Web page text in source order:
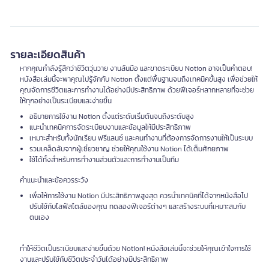
รายละเอียดสินค้า
หากคุณกำลังรู้สึกว่าชีวิตวุ่นวาย งานล้นมือ และขาดระเบียบ Notion อาจเป็นคำตอบ!
หนังสือเล่มนี้จะพาคุณไปรู้จักกับ Notion ตั้งแต่พื้นฐานจนถึงเทคนิคขั้นสูง เพื่อช่วยให้
คุณจัดการชีวิตและการทำงานได้อย่างมีประสิทธิภาพ ด้วยฟีเจอร์หลากหลายที่จะช่วย
ให้ทุกอย่างเป็นระเบียบและง่ายขึ้น
อธิบายการใช้งาน Notion ตั้งแต่ระดับเริ่มต้นจนถึงระดับสูง
แนะนำเทคนิคการจัดระเบียบงานและข้อมูลให้มีประสิทธิภาพ
เหมาะสำหรับทั้งนักเรียน ฟรีแลนซ์ และคนทำงานที่ต้องการจัดการงานให้เป็นระบบ
รวมเคล็ดลับจากผู้เชี่ยวชาญ ช่วยให้คุณใช้งาน Notion ได้เต็มศักยภาพ
ใช้ได้ทั้งสำหรับการทำงานส่วนตัวและการทำงานเป็นทีม
คำแนะนำและข้อควรระวัง
เพื่อให้การใช้งาน Notion มีประสิทธิภาพสูงสุด ควรนำเทคนิคที่ได้จากหนังสือไป
ปรับใช้กับไลฟ์สไตล์ของคุณ ทดลองฟีเจอร์ต่างๆ และสร้างระบบที่เหมาะสมกับ
ตนเอง
ทำให้ชีวิตเป็นระเบียบและง่ายขึ้นด้วย Notion! หนังสือเล่มนี้จะช่วยให้คุณเข้าใจการใช้
งานและปรับใช้กับชีวิตประจำวันได้อย่างมีประสิทธิภาพ